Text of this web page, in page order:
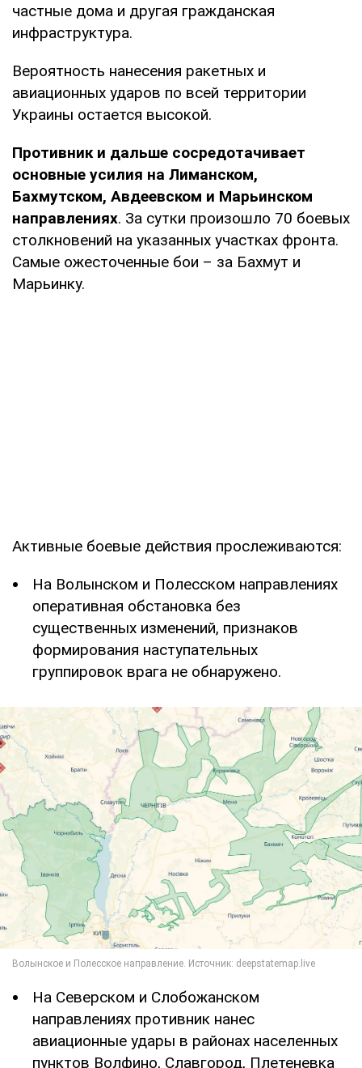
частные дома и другая гражданская
инфраструктура.
Вероятность нанесения ракетных и
авиационных ударов по всей территории
Украины остается высокой.
Противник и дальше сосредотачивает
основные усилия на Лиманском,
Бахмутском, Авдеевском и Марьинском
направлениях. За сутки произошло 70 боевых
столкновений на указанных участках фронта.
Самые ожесточенные бои – за Бахмут и
Марьинку.
Активные боевые действия прослеживаются:
На Волынском и Полесском направлениях
оперативная обстановка без
существенных изменений, признаков
формирования наступательных
группировок врага не обнаружено.
На Северском и Слобожанском
направлениях противник нанес
авиационные удары в районах населенных
пунктов Волфино, Славгород, Плетеневка